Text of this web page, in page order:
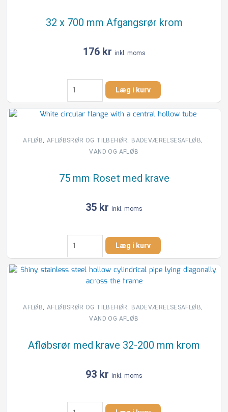
32 x 700 mm Afgangsrør krom
176 kr inkl. moms
32
700
mm
krom
Læg i kurv
AFLØB, AFLØBSRØR OG TILBEHØR, BADEVÆRELSESAFLØB,
VAND OG AFLØB
75 mm Roset med krave
35 kr inkl. moms
75
mm
Roset
med
Læg i kurv
AFLØB, AFLØBSRØR OG TILBEHØR, BADEVÆRELSESAFLØB,
VAND OG AFLØB
Afløbsrør med krave 32-200 mm krom
93 kr inkl. moms
Afløbsrør